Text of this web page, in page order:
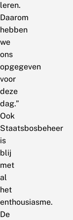
leren.
Daarom
hebben
we
ons
opgegeven
voor
deze
dag.”
Ook
Staatsbosbeheer
is
blij
met
al
het
enthousiasme.
De